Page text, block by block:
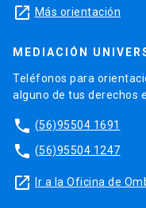
launch Más orientación
MEDIACIÓN
Teléfonos para
alguno de tus derechos
phone (56)95504 1691
phone (56)95504 1247
launch Ir a la Oficina de